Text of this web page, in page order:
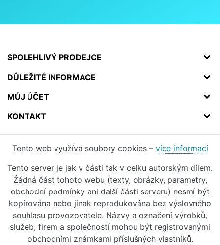
SPOLEHLIVÝ PRODEJCE
DŮLEŽITÉ INFORMACE
MŮJ ÚČET
KONTAKT
Tento web využívá soubory cookies – více informací
Tento server je jak v části tak v celku autorským dílem.
Žádná část tohoto webu (texty, obrázky, parametry,
obchodní podmínky ani další části serveru) nesmí být
kopírována nebo jinak reprodukována bez výslovného
souhlasu provozovatele. Názvy a označení výrobků,
služeb, firem a společností mohou být registrovanými
obchodními známkami příslušných vlastníků.